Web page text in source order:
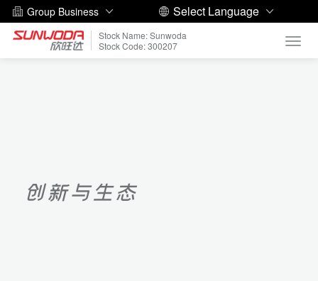
Group Business Select Language
Stock Name: Sunwoda
Stock Code: 300207
创新与生态